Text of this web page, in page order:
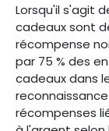
Lorsqu'il s'agit
cadeaux sont
récompense
par 75 % des
cadeaux dans
récompenses